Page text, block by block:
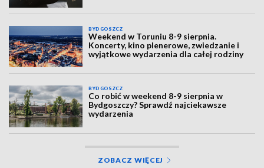
BYDGOSZCZ
Weekend w Toruniu 8-9 sierpnia.
Koncerty, kino plenerowe, zwiedzanie i
wyjątkowe wydarzenia dla całej rodziny
BYDGOSZCZ
Co robić w weekend 8-9 sierpnia w
Bydgoszczy? Sprawdź najciekawsze
wydarzenia
ZOBACZ WIĘCEJ